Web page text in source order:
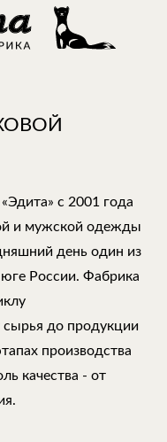
с 2001 года
и мужской одежды
день один из
России. Фабрика
сырья до продукции
производства
качества - от